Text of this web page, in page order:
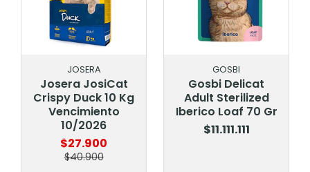
JOSERA
Josera JosiCat
Crispy Duck 10 Kg
Vencimiento
10/2026
$27.900
$40.900
GOSBI
Gosbi Delicat
Adult Sterilized
Iberico Loaf 70 Gr
$11.111.111